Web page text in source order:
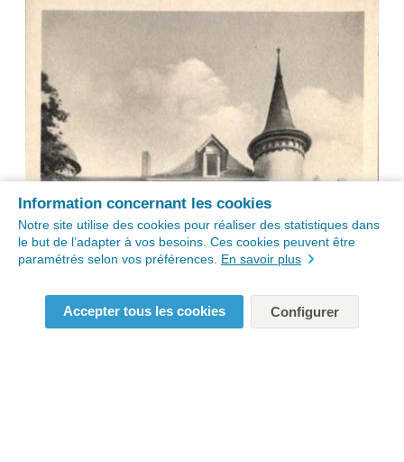
Information concernant les cookies
Notre site utilise des cookies pour réaliser des statistiques dans
le but de l’adapter à vos besoins. Ces cookies peuvent être
paramétrés selon vos préférences. En savoir plus
Accepter tous les cookies Configurer